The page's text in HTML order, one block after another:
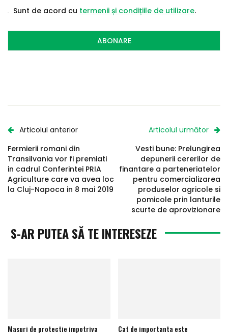
Sunt de acord cu termenii și condițiile de utilizare.
ABONARE
Articolul anterior
Fermierii romani din
Transilvania vor fi premiati
in cadrul Conferintei PRIA
Agriculture care va avea loc
la Cluj-Napoca in 8 mai 2019
Articolul următor
Vesti bune: Prelungirea
depunerii cererilor de
finantare a parteneriatelor
pentru comercializarea
produselor agricole si
pomicole prin lanturile
scurte de aprovizionare
S-AR PUTEA SĂ TE INTERESEZE
Masuri de protectie impotriva
Cat de importanta este